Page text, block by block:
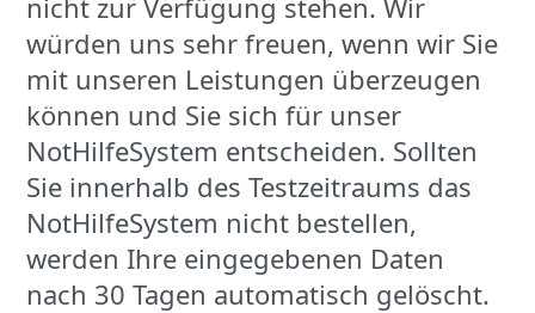
würden uns sehr freuen, wenn wir Sie
mit unseren Leistungen überzeugen
können und Sie sich für unser
NotHilfeSystem entscheiden. Sollten
Sie innerhalb des Testzeitraums das
NotHilfeSystem nicht bestellen,
werden Ihre eingegebenen Daten
nach 30 Tagen automatisch gelöscht.